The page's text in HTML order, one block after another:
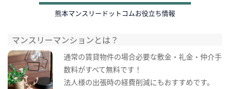
熊本マンスリードットコムお役立ち情報
マンスリーマンションとは？
通常の賃貸物件の場合必要な敷金・礼金・仲介手
数料がすべて無料です！
法人様の出張時の経費削減にもおすすめです。